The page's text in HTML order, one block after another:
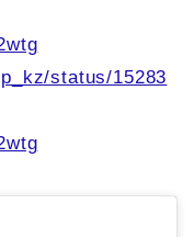
status/15283